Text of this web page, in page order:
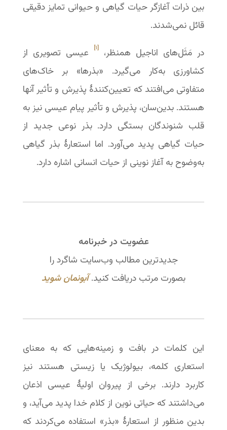
بین ذرات آغازگر حیات گیاهی و حیوانی تمایز دقیقی
قائل نمی‌شدند.
در مَثَل‌های اناجیل همنظر،[۱]
عیسی تصویری از
کشاورزی به‌کار می‌گیرد. «بذرها» بر خاک‌های
متفاوتی می‌افتند که تعیین‌کنندۀ پذیرش و تأثیر آنها
هستند. بدین‌سان، پذیرش و تأثیر پیام عیسی نیز به
قلب شنوندگان بستگی دارد. بذر نوعی جدید از
حیات گیاهی پدید می‌آورد. اما استعارۀ بذر گیاهی
به‌وضوح به آغاز نوینی از حیات انسانی اشاره دارد.
عضویت در خبرنامه
جدیدترین مطالب وب‌سایت شاگرد را
بصورت مرتب دریافت کنید.آبونمان شوید
این کلمات در بافت و زمینه‌هایی که به معنای
استعاری کلمه، بیولوژیک یا زیستی هستند نیز
کاربرد دارند. برخی از پیروان اولیۀ عیسی اذعان
می‌داشتند که حیاتی نوین از کلام خدا پدید می‌آید، و
بدین منظور از استعارۀ «بذر» استفاده می‌کردند که